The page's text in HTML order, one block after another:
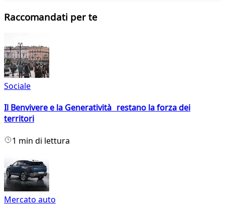
Raccomandati per te
Sociale
Il Benvivere e la Generatività restano la forza dei
territori
1 min di lettura
Mercato auto